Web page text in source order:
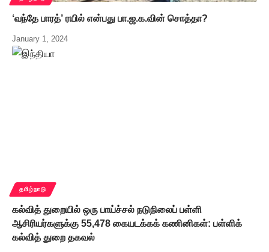
‘வந்தே பாரத்’ ரயில் என்பது பா.ஜ.க.வின் சொத்தா?
January 1, 2024
தமிழ்நாடு
கல்வித் துறையில் ஒரு பாய்ச்சல் நடுநிலைப் பள்ளி
ஆசிரியர்களுக்கு 55,478 கையடக்கக் கணினிகள்: பள்ளிக்
கல்வித் துறை தகவல்